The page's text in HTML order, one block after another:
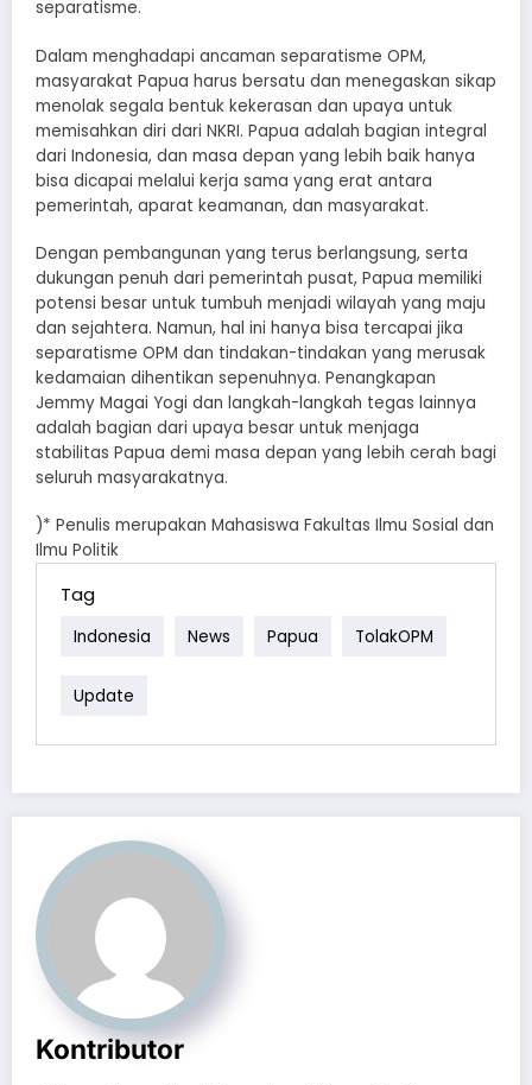
separatisme.
Dalam menghadapi ancaman separatisme OPM,
masyarakat Papua harus bersatu dan menegaskan sikap
menolak segala bentuk kekerasan dan upaya untuk
memisahkan diri dari NKRI. Papua adalah bagian integral
dari Indonesia, dan masa depan yang lebih baik hanya
bisa dicapai melalui kerja sama yang erat antara
pemerintah, aparat keamanan, dan masyarakat.
Dengan pembangunan yang terus berlangsung, serta
dukungan penuh dari pemerintah pusat, Papua memiliki
potensi besar untuk tumbuh menjadi wilayah yang maju
dan sejahtera. Namun, hal ini hanya bisa tercapai jika
separatisme OPM dan tindakan-tindakan yang merusak
kedamaian dihentikan sepenuhnya. Penangkapan
Jemmy Magai Yogi dan langkah-langkah tegas lainnya
adalah bagian dari upaya besar untuk menjaga
stabilitas Papua demi masa depan yang lebih cerah bagi
seluruh masyarakatnya.
)* Penulis merupakan Mahasiswa Fakultas Ilmu Sosial dan
Ilmu Politik
Tag
Indonesia News Papua TolakOPM
Update
Kontributor